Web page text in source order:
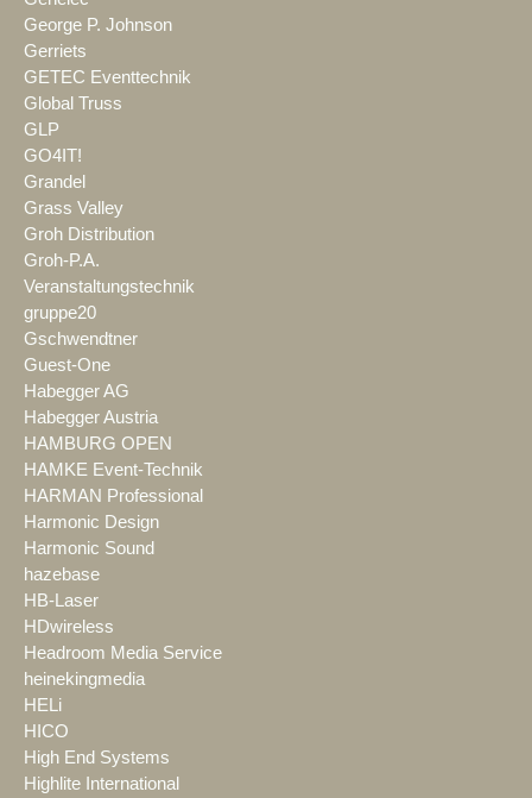
George P. Johnson
Gerriets
GETEC Eventtechnik
Global Truss
GLP
GO4IT!
Grandel
Grass Valley
Groh Distribution
Groh-P.A.
Veranstaltungstechnik
gruppe20
Gschwendtner
Guest-One
Habegger AG
Habegger Austria
HAMBURG OPEN
HAMKE Event-Technik
HARMAN Professional
Harmonic Design
Harmonic Sound
hazebase
HB-Laser
HDwireless
Headroom Media Service
heinekingmedia
HELi
HICO
High End Systems
Highlite International